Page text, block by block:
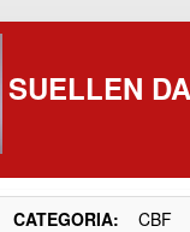
SUELLEN
CATEGORIA:
CBF